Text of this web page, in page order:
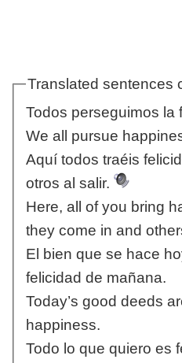
Translated sentences
Todos perseguimos la
We all pursue
Aquí todos traéis
otros al salir.
Here, all of you bring
they come in and
El bien que se hace
felicidad de mañana.
Today’s good deeds
happiness.
Todo lo que quiero es